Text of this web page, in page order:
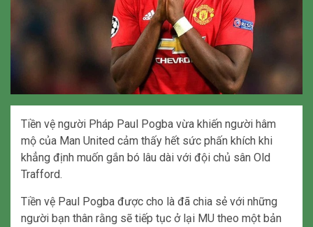
Tiền vệ người Pháp Paul Pogba vừa khiến người hâm
mộ của Man United cảm thấy hết sức phấn khích khi
khẳng định muốn gắn bó lâu dài với đội chủ sân Old
Trafford.
Tiền vệ Paul Pogba được cho là đã chia sẻ với những
người bạn thân rằng sẽ tiếp tục ở lại MU theo một bản